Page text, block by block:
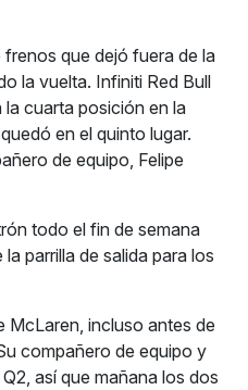
que dejó fuera de la
la vuelta. Infiniti Red Bull
la cuarta posición en la
en el quinto lugar.
de equipo, Felipe
todo el fin de semana
parrilla de salida para los
McLaren, incluso antes de
compañero de equipo y
así que mañana los dos